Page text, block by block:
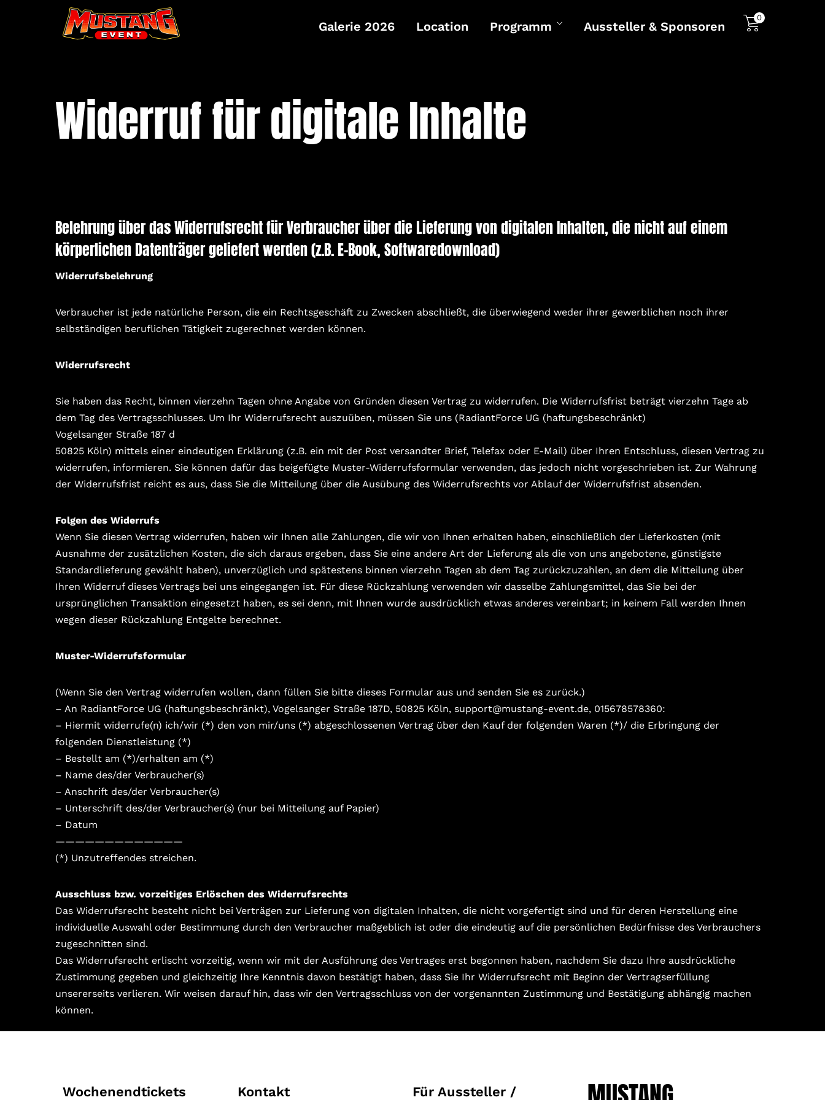
Galerie 2026 Location Programm Aussteller & Sponsoren
0
Widerruf für digitale Inhalte
Belehrung über das Widerrufsrecht für Verbraucher über die Lieferung von digitalen Inhalten, die nicht auf einem
körperlichen Datenträger geliefert werden (z.B. E-Book, Softwaredownload)
Widerrufsbelehrung
Verbraucher ist jede natürliche Person, die ein Rechtsgeschäft zu Zwecken abschließt, die überwiegend weder ihrer gewerblichen noch ihrer
selbständigen beruflichen Tätigkeit zugerechnet werden können.
Widerrufsrecht
Sie haben das Recht, binnen vierzehn Tagen ohne Angabe von Gründen diesen Vertrag zu widerrufen. Die Widerrufsfrist beträgt vierzehn Tage ab
dem Tag des Vertragsschlusses. Um Ihr Widerrufsrecht auszuüben, müssen Sie uns (RadiantForce UG (haftungsbeschränkt)
Vogelsanger Straße 187 d
50825 Köln) mittels einer eindeutigen Erklärung (z.B. ein mit der Post versandter Brief, Telefax oder E-Mail) über Ihren Entschluss, diesen Vertrag zu
widerrufen, informieren. Sie können dafür das beigefügte Muster-Widerrufsformular verwenden, das jedoch nicht vorgeschrieben ist. Zur Wahrung
der Widerrufsfrist reicht es aus, dass Sie die Mitteilung über die Ausübung des Widerrufsrechts vor Ablauf der Widerrufsfrist absenden.
Folgen des Widerrufs
Wenn Sie diesen Vertrag widerrufen, haben wir Ihnen alle Zahlungen, die wir von Ihnen erhalten haben, einschließlich der Lieferkosten (mit
Ausnahme der zusätzlichen Kosten, die sich daraus ergeben, dass Sie eine andere Art der Lieferung als die von uns angebotene, günstigste
Standardlieferung gewählt haben), unverzüglich und spätestens binnen vierzehn Tagen ab dem Tag zurückzuzahlen, an dem die Mitteilung über
Ihren Widerruf dieses Vertrags bei uns eingegangen ist. Für diese Rückzahlung verwenden wir dasselbe Zahlungsmittel, das Sie bei der
ursprünglichen Transaktion eingesetzt haben, es sei denn, mit Ihnen wurde ausdrücklich etwas anderes vereinbart; in keinem Fall werden Ihnen
wegen dieser Rückzahlung Entgelte berechnet.
Muster-Widerrufsformular
(Wenn Sie den Vertrag widerrufen wollen, dann füllen Sie bitte dieses Formular aus und senden Sie es zurück.)
– An RadiantForce UG (haftungsbeschränkt), Vogelsanger Straße 187D, 50825 Köln, support@mustang-event.de, 015678578360:
– Hiermit widerrufe(n) ich/wir (*) den von mir/uns (*) abgeschlossenen Vertrag über den Kauf der folgenden Waren (*)/ die Erbringung der
folgenden Dienstleistung (*)
– Bestellt am (*)/erhalten am (*)
– Name des/der Verbraucher(s)
– Anschrift des/der Verbraucher(s)
– Unterschrift des/der Verbraucher(s) (nur bei Mitteilung auf Papier)
– Datum
—————————————
(*) Unzutreffendes streichen.
Ausschluss bzw. vorzeitiges Erlöschen des Widerrufsrechts
Das Widerrufsrecht besteht nicht bei Verträgen zur Lieferung von digitalen Inhalten, die nicht vorgefertigt sind und für deren Herstellung eine
individuelle Auswahl oder Bestimmung durch den Verbraucher maßgeblich ist oder die eindeutig auf die persönlichen Bedürfnisse des Verbrauchers
zugeschnitten sind.
Das Widerrufsrecht erlischt vorzeitig, wenn wir mit der Ausführung des Vertrages erst begonnen haben, nachdem Sie dazu Ihre ausdrückliche
Zustimmung gegeben und gleichzeitig Ihre Kenntnis davon bestätigt haben, dass Sie Ihr Widerrufsrecht mit Beginn der Vertragserfüllung
unsererseits verlieren. Wir weisen darauf hin, dass wir den Vertragsschluss von der vorgenannten Zustimmung und Bestätigung abhängig machen
können.
Wochenendtickets Kontakt Für Aussteller /